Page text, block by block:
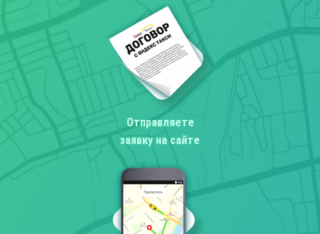
Отправляете
заявку на сайте